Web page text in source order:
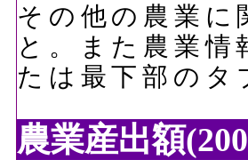
その他の農業
と。また農業
たは最下部の
農業産出額